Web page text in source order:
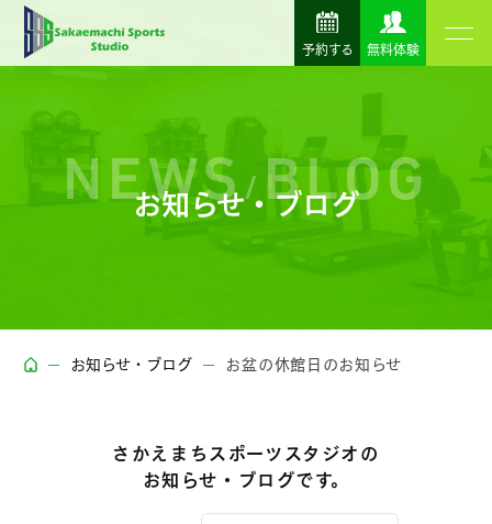
お知らせ・ブログ
NEWS/ BLOG
お知らせ・ブログ お盆の休館日のお知らせ
さかえまちスポーツスタジオの
お知らせ・ブログです。
予約する 無料体験